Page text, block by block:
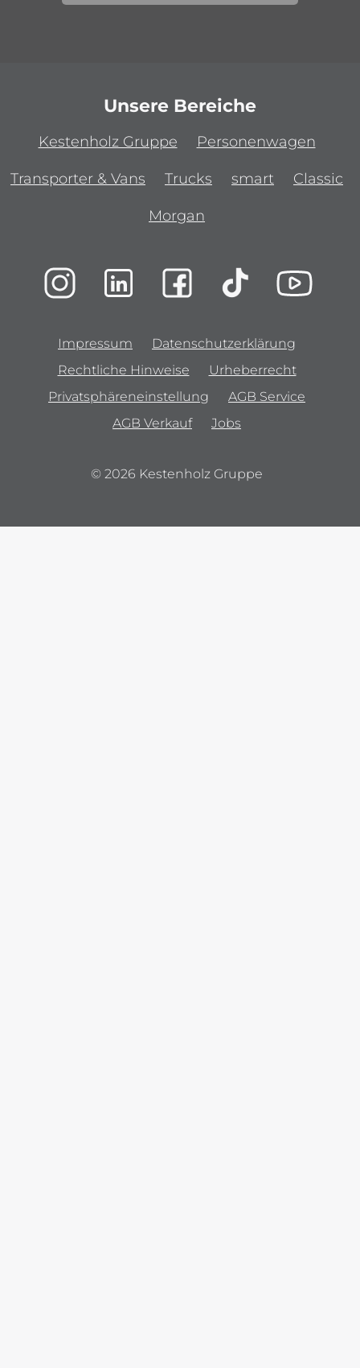
Unsere Bereiche
Kestenholz Gruppe Personenwagen
Transporter & Vans Trucks smart Classic
Morgan
Impressum
Datenschutzerklärung
Rechtliche Hinweise
Urheberrecht
Privatsphäreneinstellung
AGB Service
AGB Verkauf
Jobs
© 2026 Kestenholz Gruppe